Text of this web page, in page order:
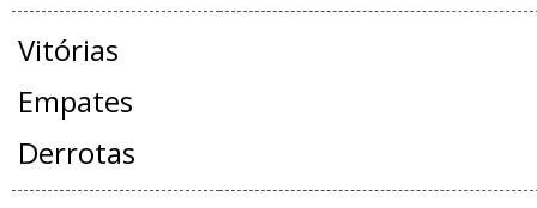
Vitórias
Empates
Derrotas